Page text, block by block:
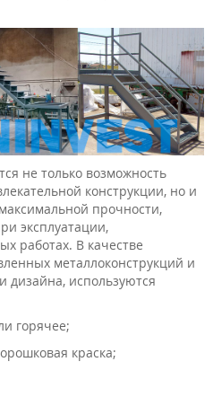
не только возможность
конструкции, но и
прочности,
эксплуатации,
работах. В качестве
металлоконструкций и
дизайна, используются
горячее;
краска;